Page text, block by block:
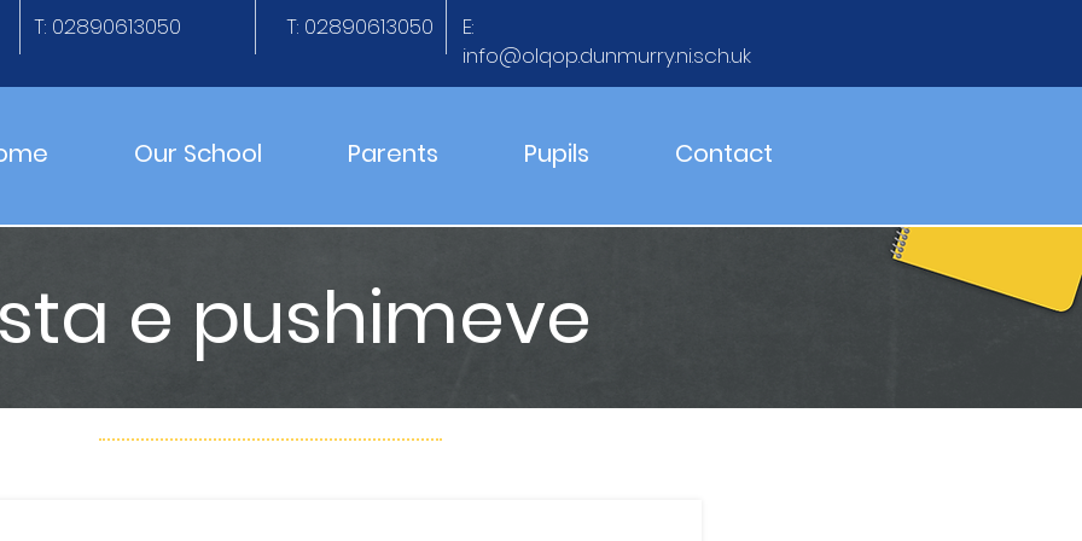
Our School Parents Pupils Contact
T: 02890613050 T: 02890613050
E:
info@olqop.dunmurry.ni.sch.uk
e pushimeve